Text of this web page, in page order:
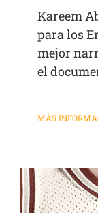
Kareem
para los
mejor
el
MÁS